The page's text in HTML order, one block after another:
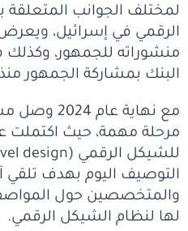
لمختلف الجوانب المتعلقة
الرقمي في إسرائيل،
منشوراته للجمهور، وكذلك
البنك بمشاركة الجمهور منذ عام
مع نهاية
مرحلة مهمة، حيث اكتملت
التوصيف اليوم بهدف تلقي
والمتخصصين حول
لها لنظام الشيكل الرقمي.